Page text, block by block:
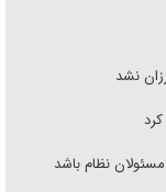
نظام باشد